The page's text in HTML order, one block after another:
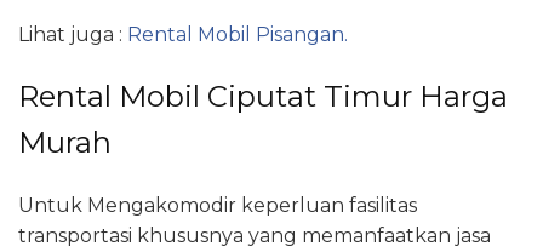
Lihat juga : Rental Mobil Pisangan.
Rental Mobil Ciputat Timur Harga
Murah
Untuk Mengakomodir keperluan fasilitas
transportasi khususnya yang memanfaatkan jasa